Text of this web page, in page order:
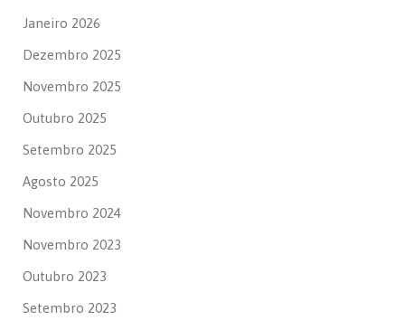
Janeiro 2026
Dezembro 2025
Novembro 2025
Outubro 2025
Setembro 2025
Agosto 2025
Novembro 2024
Novembro 2023
Outubro 2023
Setembro 2023